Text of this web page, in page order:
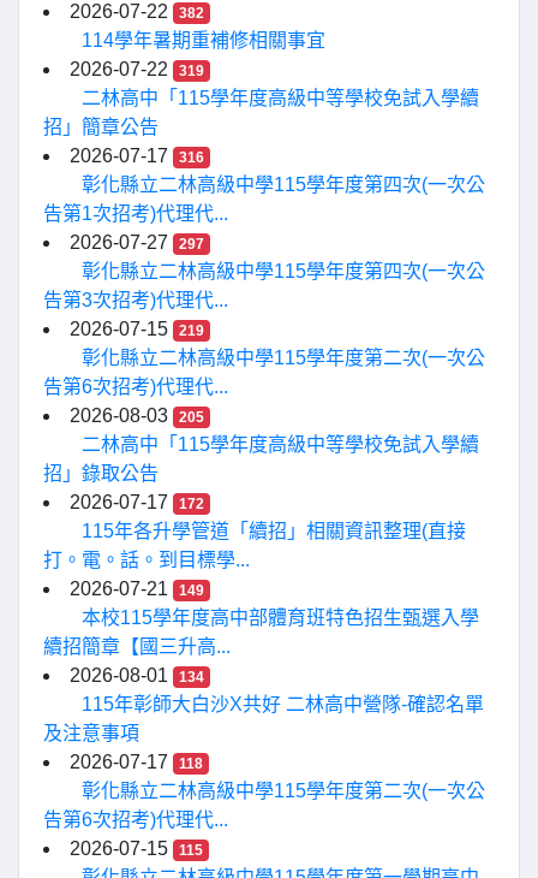
2026-07-22
382
114學年暑期重補修相關事宜
2026-07-22
319
二林高中「115學年度高級中等學校免試入學續
招」簡章公告
2026-07-17
316
彰化縣立二林高級中學115學年度第四次(一次公
告第1次招考)代理代...
2026-07-27
297
彰化縣立二林高級中學115學年度第四次(一次公
告第3次招考)代理代...
2026-07-15
219
彰化縣立二林高級中學115學年度第二次(一次公
告第6次招考)代理代...
2026-08-03
205
二林高中「115學年度高級中等學校免試入學續
招」錄取公告
2026-07-17
172
115年各升學管道「續招」相關資訊整理(直接
打。電。話。到目標學...
2026-07-21
149
本校115學年度高中部體育班特色招生甄選入學
續招簡章【國三升高...
2026-08-01
134
115年彰師大白沙X共好 二林高中營隊-確認名單
及注意事項
2026-07-17
118
彰化縣立二林高級中學115學年度第二次(一次公
告第6次招考)代理代...
2026-07-15
115